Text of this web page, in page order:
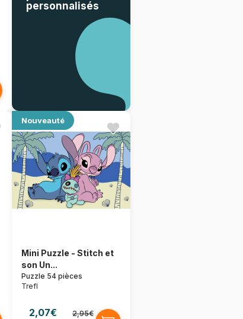
personnalisés
Nouveauté
Mini Puzzle - Stitch et
son Un...
Puzzle 54 pièces
Trefl
2,07€ 2,95€